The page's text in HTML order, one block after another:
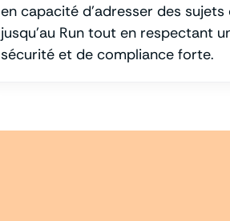
en capacité d’adresser des
jusqu’au Run tout en respectant
sécurité et de compliance forte.